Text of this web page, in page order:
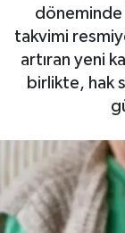
döneminde
takvimi
artıran yeni
birlikte, hak